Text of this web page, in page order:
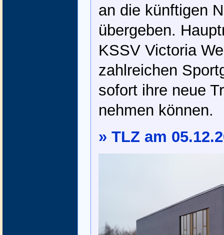
an die künftigen
übergeben.
KSSV Victoria
zahlreichen
sofort ihre neue
nehmen können.
» TLZ am